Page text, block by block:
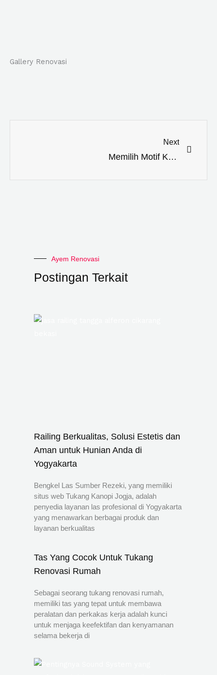
Gallery Renovasi
Next
Memilih Motif Keramik Dinding Kamar Mandi Minimalis yang Menawan
Ayem Renovasi
Postingan Terkait
Railing Berkualitas, Solusi Estetis dan
Aman untuk Hunian Anda di
Yogyakarta
Bengkel Las Sumber Rezeki, yang memiliki
situs web Tukang Kanopi Jogja, adalah
penyedia layanan las profesional di Yogyakarta
yang menawarkan berbagai produk dan
layanan berkualitas
Tas Yang Cocok Untuk Tukang
Renovasi Rumah
Sebagai seorang tukang renovasi rumah,
memiliki tas yang tepat untuk membawa
peralatan dan perkakas kerja adalah kunci
untuk menjaga keefektifan dan kenyamanan
selama bekerja di